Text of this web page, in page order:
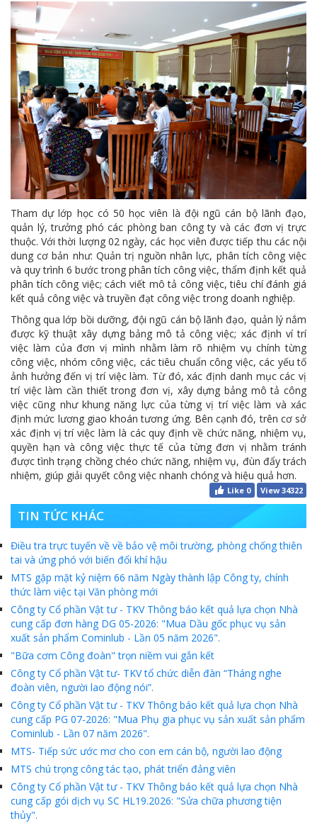
Tham dự lớp học có 50 học viên là đội ngũ cán bộ lãnh đạo,
quản lý, trưởng phó các phòng ban công ty và các đơn vị trực
thuộc. Với thời lượng 02 ngày, các học viên được tiếp thu các nội
dung cơ bản như: Quản trị nguồn nhân lực, phân tích công việc
và quy trình 6 bước trong phân tích công việc, thẩm định kết quả
phân tích công việc; cách viết mô tả công việc, tiêu chí đánh giá
kết quả công việc và truyền đạt công việc trong doanh nghiệp.
Thông qua lớp bồi dưỡng, đội ngũ cán bộ lãnh đạo, quản lý nắm
được kỹ thuật xây dựng bảng mô tả công việc; xác định ví trí
việc làm của đơn vị mình nhằm làm rõ nhiệm vụ chính từng
công việc, nhóm công việc, các tiêu chuẩn công việc, các yếu tố
ảnh hưởng đến vị trí việc làm. Từ đó, xác định danh mục các vị
trí việc làm cần thiết trong đơn vị, xây dựng bảng mô tả công
việc cũng như khung năng lực của từng vị trí việc làm và xác
định mức lương giao khoán tương ứng. Bên cạnh đó, trên cơ sở
xác định vị trí việc làm là các quy định về chức năng, nhiệm vụ,
quyền hạn và công việc thực tế của từng đơn vị nhằm tránh
được tình trạng chồng chéo chức năng, nhiệm vụ, đùn đẩy trách
nhiệm, giúp giải quyết công việc nhanh chóng và hiệu quả hơn.
Like 0 View 34322
TIN TỨC KHÁC
Điều tra trực tuyến về về bảo vệ môi trường, phòng chống thiên
tai và ứng phó với biến đổi khí hậu
MTS gặp mặt kỷ niệm 66 năm Ngày thành lập Công ty, chính
thức làm việc tại Văn phòng mới
Công ty Cổ phần Vật tư - TKV Thông báo kết quả lựa chọn Nhà
cung cấp đơn hàng DG 05-2026: "Mua Dầu gốc phục vụ sản
xuất sản phẩm Cominlub - Lần 05 năm 2026".
"Bữa cơm Công đoàn" trọn niềm vui gắn kết
Công ty Cổ phần Vật tư- TKV tổ chức diễn đàn “Tháng nghe
đoàn viên, người lao động nói”.
Công ty Cổ phần Vật tư - TKV Thông báo kết quả lựa chọn Nhà
cung cấp PG 07-2026: "Mua Phụ gia phục vụ sản xuất sản phẩm
Cominlub - Lần 07 năm 2026".
MTS- Tiếp sức ước mơ cho con em cán bộ, người lao động
MTS chú trọng công tác tạo, phát triển đảng viên
Công ty Cổ phần Vật tư - TKV Thông báo kết quả lựa chọn Nhà
cung cấp gói dịch vụ SC HL19.2026: "Sửa chữa phương tiện
thủy".